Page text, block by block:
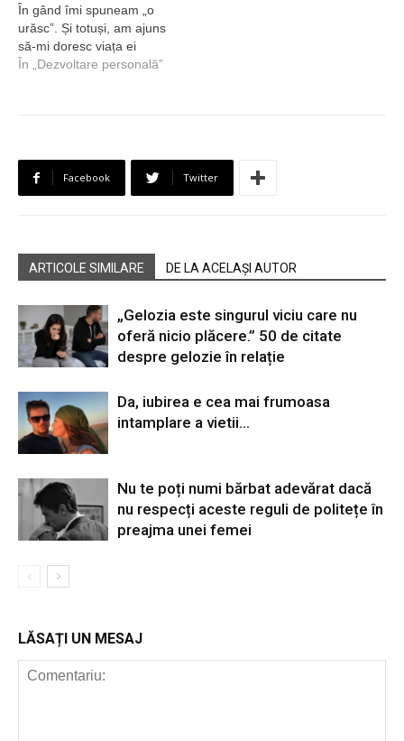
În gând îmi spuneam „o
urăsc”. Și totuși, am ajuns
să-mi doresc viața ei
În „Dezvoltare personală”
Facebook Twitter
ARTICOLE SIMILARE DE LA ACELAȘI AUTOR
„Gelozia este singurul viciu care nu
oferă nicio plăcere.” 50 de citate
despre gelozie în relație
Da, iubirea e cea mai frumoasa
intamplare a vietii…
Nu te poți numi bărbat adevărat dacă
nu respecți aceste reguli de politețe în
preajma unei femei
LĂSAȚI UN MESAJ